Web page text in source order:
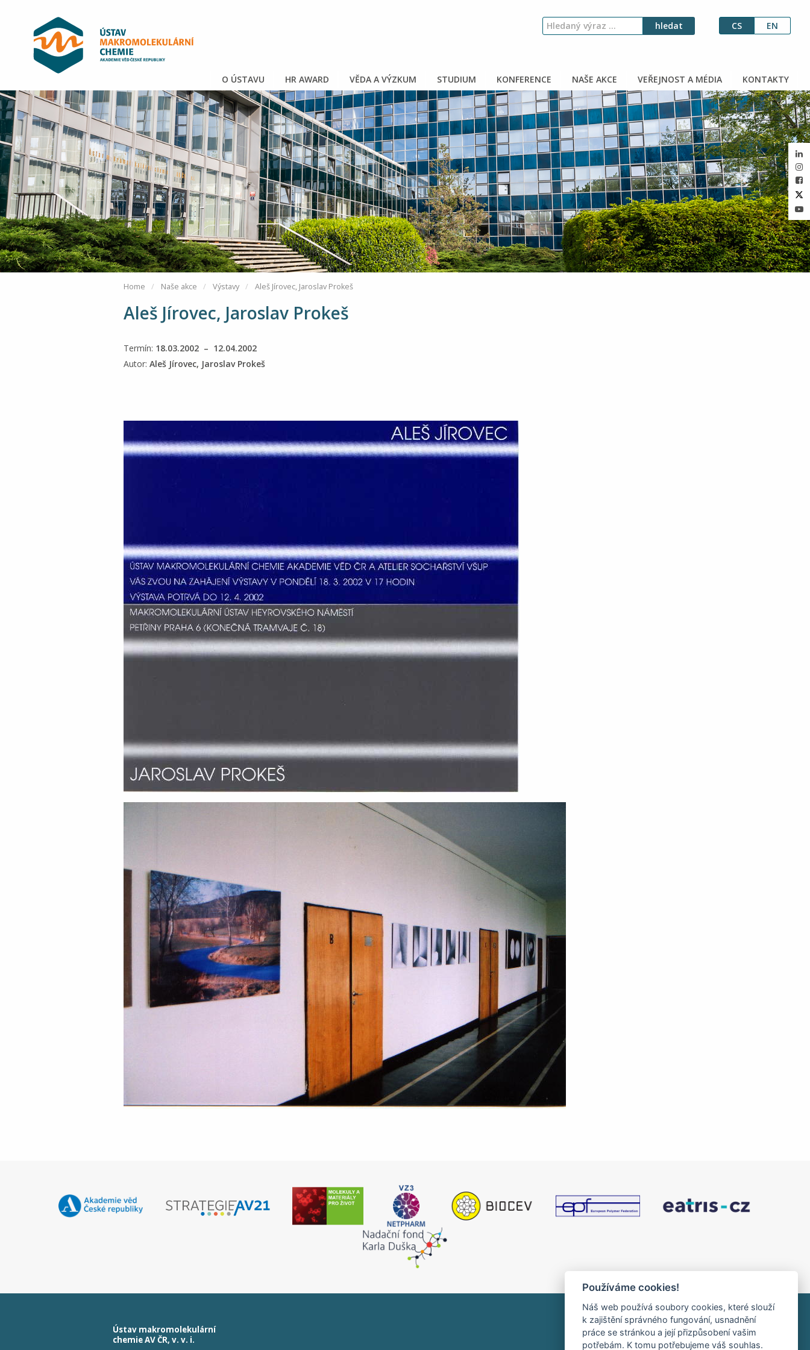
CS EN
O ÚSTAVU HR AWARD VĚDA A VÝZKUM STUDIUM KONFERENCE NAŠE AKCE VEŘEJNOST A MÉDIA KONTAKTY
Home Naše akce Výstavy Aleš Jírovec, Jaroslav Prokeš
Aleš Jírovec, Jaroslav Prokeš
Termín: 18.03.2002 – 12.04.2002
Autor: Aleš Jírovec, Jaroslav Prokeš
Ústav makromolekulární
chemie AV ČR, v. v. i.
HOME INTRANET RSS
Používáme cookies!
Náš web používá soubory cookies, které slouží
k zajištění správného fungování, usnadnění
práce se stránkou a její přizpůsobení vašim
potřebám. K tomu potřebujeme váš souhlas.